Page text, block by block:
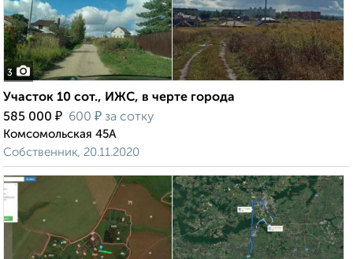
3
Участок 10 сот., ИЖС, в черте города
585 000 ₽ 600 ₽ за сотку
Комсомольская 45А
Собственник, 20.11.2020